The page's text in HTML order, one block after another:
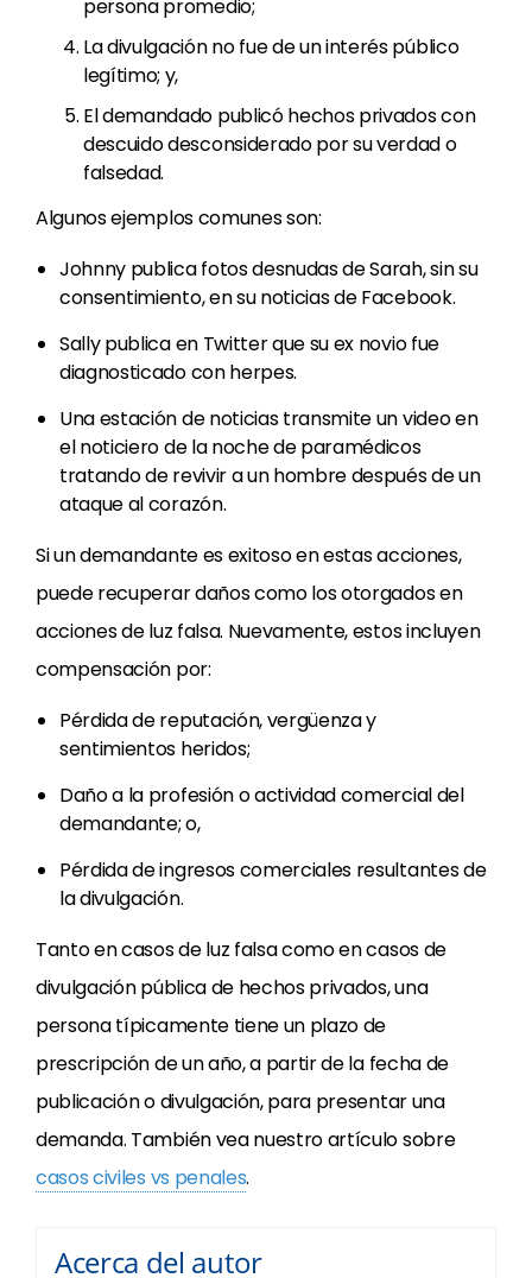
persona promedio;
La divulgación no fue de un interés público
legítimo; y,
El demandado publicó hechos privados con
descuido desconsiderado por su verdad o
falsedad.
Algunos ejemplos comunes son:
Johnny publica fotos desnudas de Sarah, sin su
consentimiento, en su noticias de Facebook.
Sally publica en Twitter que su ex novio fue
diagnosticado con herpes.
Una estación de noticias transmite un video en
el noticiero de la noche de paramédicos
tratando de revivir a un hombre después de un
ataque al corazón.
Si un demandante es exitoso en estas acciones,
puede recuperar daños como los otorgados en
acciones de luz falsa. Nuevamente, estos incluyen
compensación por:
Pérdida de reputación, vergüenza y
sentimientos heridos;
Daño a la profesión o actividad comercial del
demandante; o,
Pérdida de ingresos comerciales resultantes de
la divulgación.
Tanto en casos de luz falsa como en casos de
divulgación pública de hechos privados, una
persona típicamente tiene un plazo de
prescripción de un año, a partir de la fecha de
publicación o divulgación, para presentar una
demanda. También vea nuestro artículo sobre
casos civiles vs penales.
Acerca del autor